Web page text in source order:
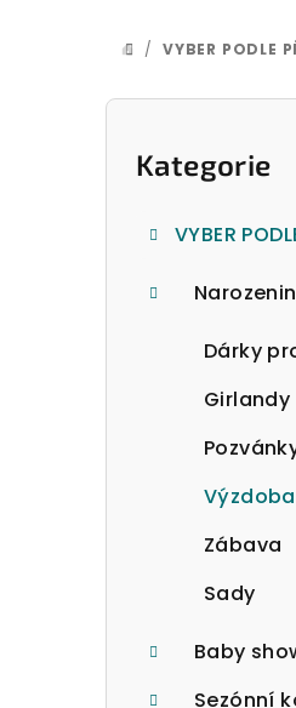
DOMŮ
/ VYBER PODLE
P
Přeskočit
kategorie
Kategorie
VYBER
Dárky
Girlandy
Výzdoba
Zábava
Sady
Baby
Sezónní